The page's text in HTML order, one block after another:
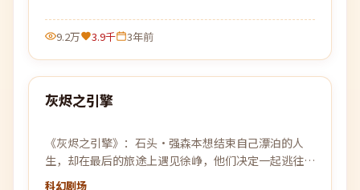
9.2万 3.9千 3年前
热门
灰烬之引擎
《灰烬之引擎》：石头·强森本想结束自己漂泊的人
生，却在最后的旅途上遇见徐峥，他们决定一起逃往那
个谁都没去过的远方。
科幻剧场